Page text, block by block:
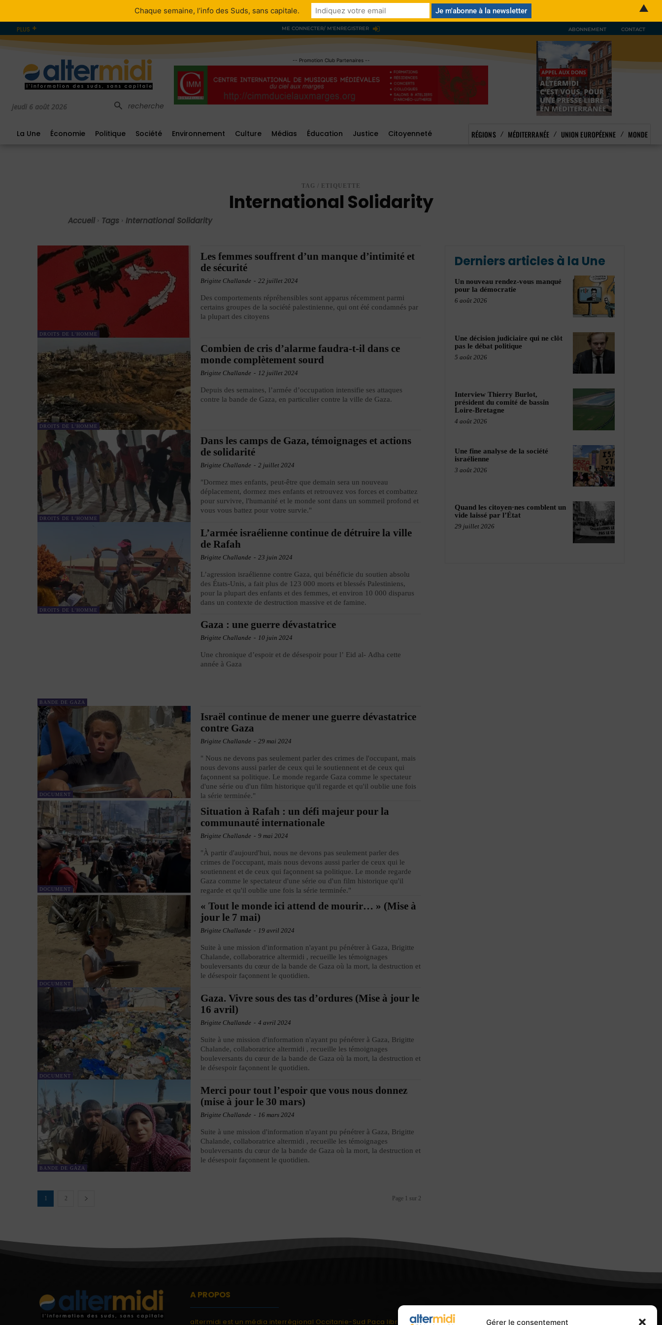
Gérer le consentement
PLUS ME CONNECTER/ M'ENREGISTRER ABONNEMENT CONTACT
jeudi 6 août 2026 recherche
-- Promotion Club Partenaires --
La Une Économie Politique Société Environnement Culture Médias Éducation Justice Citoyenneté RÉGIONS MÉDITERRANÉE UNION EUROPÉENNE MONDE
TAG / ETIQUETTE
International Solidarity
Accueil Tags International Solidarity
DROITS DE L'HOMME
Les femmes souffrent d’un manque d’intimité et
de sécurité
Brigitte Challande - 22 juillet 2024
Des comportements répréhensibles sont apparus récemment parmi
certains groupes de la société palestinienne, qui ont été condamnés par
la plupart des citoyens
DROITS DE L'HOMME
Combien de cris d’alarme faudra-t-il dans ce
monde complètement sourd
Brigitte Challande - 12 juillet 2024
Depuis des semaines, l’armée d’occupation intensifie ses attaques
contre la bande de Gaza, en particulier contre la ville de Gaza.
DROITS DE L'HOMME
Dans les camps de Gaza, témoignages et actions
de solidarité
Brigitte Challande - 2 juillet 2024
"Dormez mes enfants, peut-être que demain sera un nouveau
déplacement, dormez mes enfants et retrouvez vos forces et combattez
pour survivre, l'humanité et le monde sont dans un sommeil profond et
vous vous battez pour votre survie."
DROITS DE L'HOMME
L’armée israélienne continue de détruire la ville
de Rafah
Brigitte Challande - 23 juin 2024
L’agression israélienne contre Gaza, qui bénéficie du soutien absolu
des États-Unis, a fait plus de 123 000 morts et blessés Palestiniens,
pour la plupart des enfants et des femmes, et environ 10 000 disparus
dans un contexte de destruction massive et de famine.
BANDE DE GAZA
Gaza : une guerre dévastatrice
Brigitte Challande - 10 juin 2024
Une chronique d’espoir et de désespoir pour l’ Eid al- Adha cette
année à Gaza
DOCUMENT
Israël continue de mener une guerre dévastatrice
contre Gaza
Brigitte Challande - 29 mai 2024
" Nous ne devons pas seulement parler des crimes de l'occupant, mais
nous devons aussi parler de ceux qui le soutiennent et de ceux qui
façonnent sa politique. Le monde regarde Gaza comme le spectateur
d'une série ou d'un film historique qu'il regarde et qu'il oublie une fois
la série terminée."
DOCUMENT
Situation à Rafah : un défi majeur pour la
communauté internationale
Brigitte Challande - 9 mai 2024
"À partir d'aujourd'hui, nous ne devons pas seulement parler des
crimes de l'occupant, mais nous devons aussi parler de ceux qui le
soutiennent et de ceux qui façonnent sa politique. Le monde regarde
Gaza comme le spectateur d'une série ou d'un film historique qu'il
regarde et qu'il oublie une fois la série terminée."
DOCUMENT
« Tout le monde ici attend de mourir… » (Mise à
jour le 7 mai)
Brigitte Challande - 19 avril 2024
Suite à une mission d'information n'ayant pu pénétrer à Gaza, Brigitte
Chalande, collaboratrice altermidi , recueille les témoignages
bouleversants du cœur de la bande de Gaza où la mort, la destruction et
le désespoir façonnent le quotidien.
DOCUMENT
Gaza. Vivre sous des tas d’ordures (Mise à jour le
16 avril)
Brigitte Challande - 4 avril 2024
Suite à une mission d'information n'ayant pu pénétrer à Gaza, Brigitte
Chalande, collaboratrice altermidi , recueille les témoignages
bouleversants du cœur de la bande de Gaza où la mort, la destruction et
le désespoir façonnent le quotidien.
BANDE DE GAZA
Merci pour tout l’espoir que vous nous donnez
(mise à jour le 30 mars)
Brigitte Challande - 16 mars 2024
Suite à une mission d'information n'ayant pu pénétrer à Gaza, Brigitte
Chalande, collaboratrice altermidi , recueille les témoignages
bouleversants du cœur de la bande de Gaza où la mort, la destruction et
le désespoir façonnent le quotidien.
1 2 Page 1 sur 2
Derniers articles à la Une
Un nouveau rendez-vous manqué
pour la démocratie
6 août 2026
Une décision judiciaire qui ne clôt
pas le débat politique
5 août 2026
Interview Thierry Burlot,
président du comité de bassin
Loire-Bretagne
4 août 2026
Une fine analyse de la société
israélienne
3 août 2026
Quand les citoyen·nes comblent un
vide laissé par l’État
29 juillet 2026
A PROPOS
altermidi est un média interrégional Occitanie-Sud Paca libre et
Chaque semaine, l’info des Suds, sans capitale. ▲